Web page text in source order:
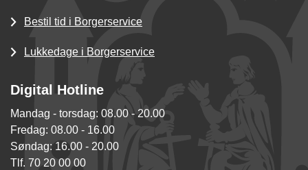
Bestil tid i Borgerservice
Lukkedage i Borgerservice
Digital Hotline
Mandag - torsdag: 08.00 - 20.00
Fredag: 08.00 - 16.00
Søndag: 16.00 - 20.00
Tlf. 70 20 00 00